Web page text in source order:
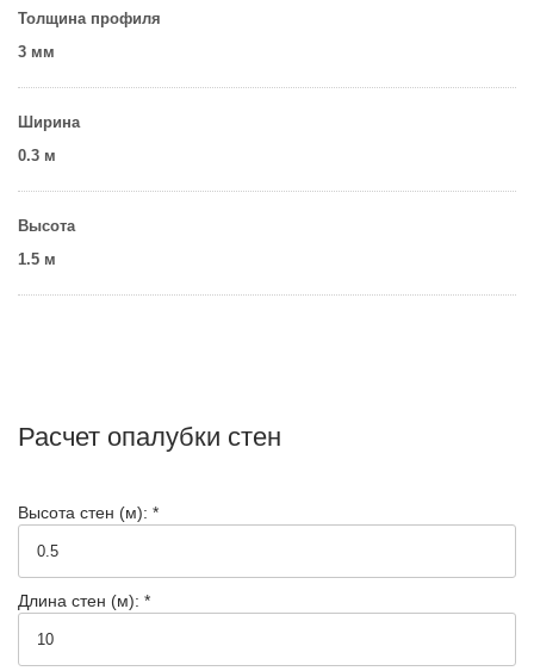
Толщина профиля
3 мм
Ширина
0.3 м
Высота
1.5 м
Расчет опалубки стен
Высота стен (м): *
Длина стен (м): *